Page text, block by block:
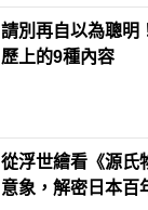
請別再自以為聰明
歷上的9種內容
從浮世繪看《源氏
意象，解密日本百